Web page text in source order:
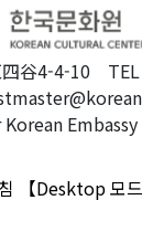
四谷4-4-10
【Desktop 모드